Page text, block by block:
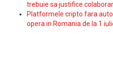
trebuie sa justifice
Platformele cripto fara
opera in Romania de la 1